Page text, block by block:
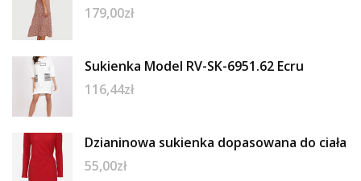
179,00zł
Sukienka Model RV-SK-6951.62 Ecru
116,44zł
Dzianinowa sukienka dopasowana do ciała
55,00zł